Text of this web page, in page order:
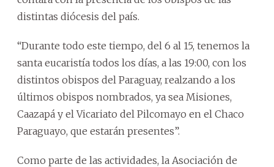
distintas diócesis del país.
“Durante todo este tiempo, del 6 al 15, tenemos la
santa eucaristía todos los días, a las 19:00, con los
distintos obispos del Paraguay, realzando a los
últimos obispos nombrados, ya sea Misiones,
Caazapá y el Vicariato del Pilcomayo en el Chaco
Paraguayo, que estarán presentes”.
Como parte de las actividades, la Asociación de